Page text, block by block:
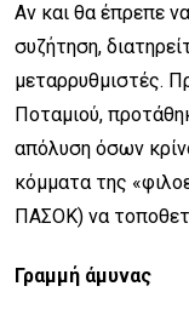
Αν και θα έπρεπε
συζήτηση,
μεταρρυθμιστές.
Ποταμιού,
απόλυση όσων
κόμματα της
ΠΑΣΟΚ) να
Γραμμή άμυνας